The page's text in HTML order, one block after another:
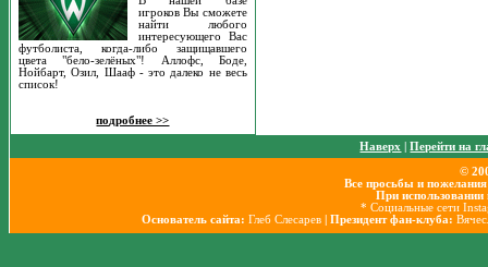
игроков Вы сможете
найти любого
интересующего Вас
футболиста, когда-либо защищавшего
цвета "бело-зелёных"! Аллофс, Боде,
Нойбарт, Озил, Шааф - это далеко не весь
список!
подробнее >>
Наверх |Перейти на
©
Все просьбы и
При использовании
* Социальные сети
Основатель сайта: Глеб Слесарев | Президент фан-клуба: